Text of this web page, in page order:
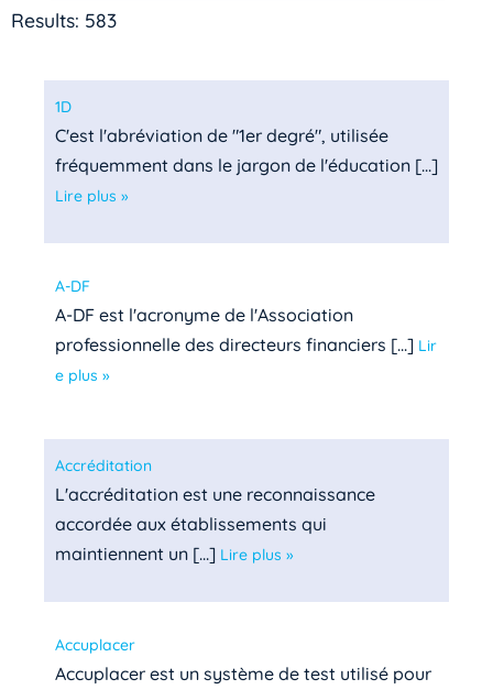
Results: 583
1D
C'est l'abréviation de "1er degré", utilisée
fréquemment dans le jargon de l'éducation [...]
Lire plus »
A-DF
A-DF est l'acronyme de l'Association
professionnelle des directeurs financiers [...] Lir
e plus »
Accréditation
L'accréditation est une reconnaissance
accordée aux établissements qui
maintiennent un [...] Lire plus »
Accuplacer
Accuplacer est un système de test utilisé pour